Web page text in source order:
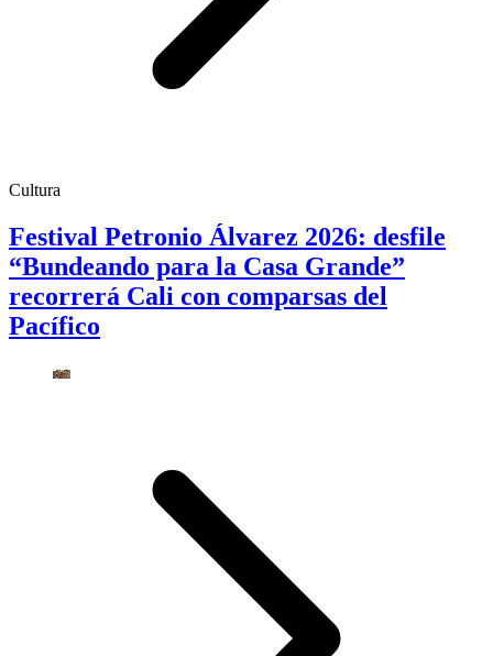
Cultura
Festival Petronio Álvarez 2026: desfile
“Bundeando para la Casa Grande”
recorrerá Cali con comparsas del
Pacífico